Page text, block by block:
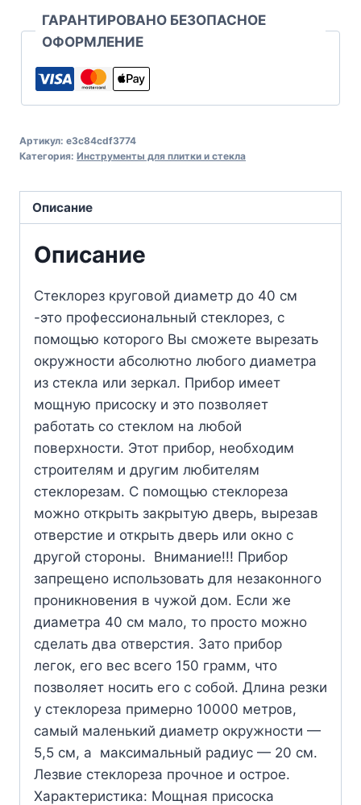
ГАРАНТИРОВАНО БЕЗОПАСНОЕ
ОФОРМЛЕНИЕ
Артикул: e3c84cdf3774
Категория: Инструменты для плитки и стекла
Описание
Описание
Стеклорез круговой диаметр до 40 см
-это профессиональный стеклорез, с
помощью которого Вы сможете вырезать
окружности абсолютно любого диаметра
из стекла или зеркал. Прибор имеет
мощную присоску и это позволяет
работать со стеклом на любой
поверхности. Этот прибор, необходим
строителям и другим любителям
стеклорезам. С помощью стеклореза
можно открыть закрытую дверь, вырезав
отверстие и открыть дверь или окно с
другой стороны. Внимание!!! Прибор
запрещено использовать для незаконного
проникновения в чужой дом. Если же
диаметра 40 см мало, то просто можно
сделать два отверстия. Зато прибор
легок, его вес всего 150 грамм, что
позволяет носить его с собой. Длина резки
у стеклореза примерно 10000 метров,
самый маленький диаметр окружности —
5,5 см, а максимальный радиус — 20 см.
Лезвие стеклореза прочное и острое.
Характеристика: Мощная присоска